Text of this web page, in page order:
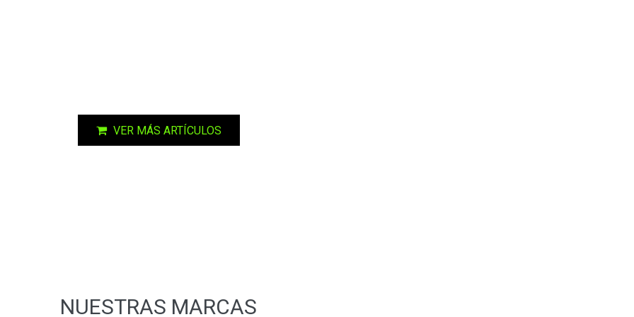
VER MÁS ARTÍCULOS
NUESTRAS MARCAS